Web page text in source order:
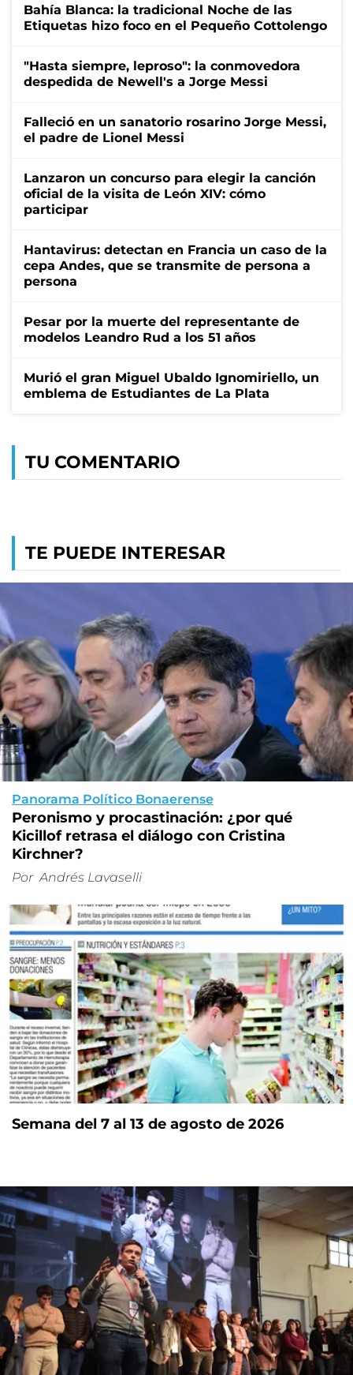
Bahía Blanca: la tradicional Noche de las
Etiquetas hizo foco en el Pequeño Cottolengo
"Hasta siempre, leproso": la conmovedora
despedida de Newell's a Jorge Messi
Falleció en un sanatorio rosarino Jorge Messi,
el padre de Lionel Messi
Lanzaron un concurso para elegir la canción
oficial de la visita de León XIV: cómo
participar
Hantavirus: detectan en Francia un caso de la
cepa Andes, que se transmite de persona a
persona
Pesar por la muerte del representante de
modelos Leandro Rud a los 51 años
Murió el gran Miguel Ubaldo Ignomiriello, un
emblema de Estudiantes de La Plata
TU COMENTARIO
TE PUEDE INTERESAR
Panorama Político Bonaerense
Peronismo y procastinación: ¿por qué
Kicillof retrasa el diálogo con Cristina
Kirchner?
Por Andrés Lavaselli
Semana del 7 al 13 de agosto de 2026